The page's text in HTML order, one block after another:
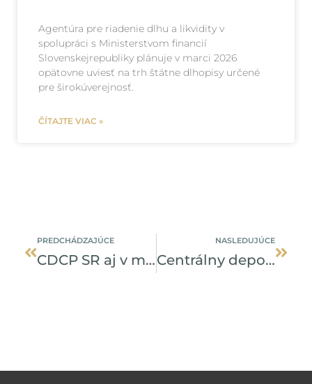
Agentúra pre riadenie dlhu a likvidity v
spolupráci s Ministerstvom financií
Slovenskejrepubliky plánuje v marci 2026
opätovne uviesť na trh štátne dlhopisy určené
pre širokúverejnosť.
ČÍTAJTE VIAC »
PREDCHÁDZAJÚCE
CDCP SR aj v minulom roku dosiahol pozitívny hospodársky výsledok
NASLEDUJÚCE
Centrálny depozitár upozorňuje na podvodné faktúry